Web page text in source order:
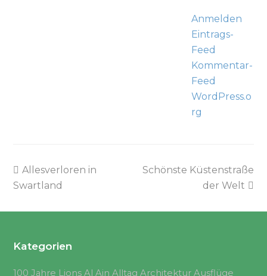
Anmelden
Eintrags-
Feed
Kommentar-
Feed
WordPress.o
rg
Allesverloren in
Swartland
Schönste Küstenstraße
der Welt
Kategorien
100 Jahre Lions Al Ain Alltag Architektur Ausflüge